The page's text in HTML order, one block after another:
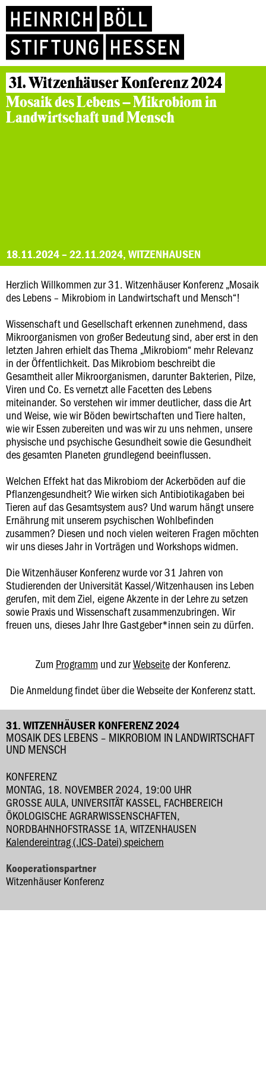
31. Witzenhäuser Konferenz 2024
Mosaik des Lebens – Mikrobiom in
Landwirtschaft und Mensch
18.11.2024 – 22.11.2024, WITZENHAUSEN
Herzlich Willkommen zur 31. Witzenhäuser Konferenz „Mosaik
des Lebens – Mikrobiom in Landwirtschaft und Mensch“!
Wissenschaft und Gesellschaft erkennen zunehmend, dass
Mikroorganismen von großer Bedeutung sind, aber erst in den
letzten Jahren erhielt das Thema „Mikrobiom“ mehr Relevanz
in der Öffentlichkeit. Das Mikrobiom beschreibt die
Gesamtheit aller Mikroorganismen, darunter Bakterien, Pilze,
Viren und Co. Es vernetzt alle Facetten des Lebens
miteinander. So verstehen wir immer deutlicher, dass die Art
und Weise, wie wir Böden bewirtschaften und Tiere halten,
wie wir Essen zubereiten und was wir zu uns nehmen, unsere
physische und psychische Gesundheit sowie die Gesundheit
des gesamten Planeten grundlegend beeinflussen.
Welchen Effekt hat das Mikrobiom der Ackerböden auf die
Pflanzengesundheit? Wie wirken sich Antibiotikagaben bei
Tieren auf das Gesamtsystem aus? Und warum hängt unsere
Ernährung mit unserem psychischen Wohlbefinden
zusammen? Diesen und noch vielen weiteren Fragen möchten
wir uns dieses Jahr in Vorträgen und Workshops widmen.
Die Witzenhäuser Konferenz wurde vor 31 Jahren von
Studierenden der Universität Kassel/Witzenhausen ins Leben
gerufen, mit dem Ziel, eigene Akzente in der Lehre zu setzen
sowie Praxis und Wissenschaft zusammenzubringen. Wir
freuen uns, dieses Jahr Ihre Gastgeber*innen sein zu dürfen.
Zum Programm und zurWebseiteder Konferenz.
Die Anmeldung findet über die Webseite der Konferenz statt.
31. WITZENHÄUSER KONFERENZ 2024
MOSAIK DES LEBENS – MIKROBIOM IN LANDWIRTSCHAFT
UND MENSCH
KONFERENZ
MONTAG, 18. NOVEMBER 2024, 19:00 UHR
GROSSE AULA, UNIVERSITÄT KASSEL, FACHBEREICH Ö
KOLOGISCHE AGRARWISSENSCHAFTEN, N
ORDBAHNHOFSTRASSE 1A, WITZENHAUSEN
Kalendereintrag (.ICS-Datei) speichern
Kooperationspartner
Witzenhäuser Konferenz